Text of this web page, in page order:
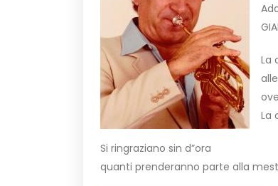
La
La
Si ringraziano sin d”ora
quanti prenderanno parte alla